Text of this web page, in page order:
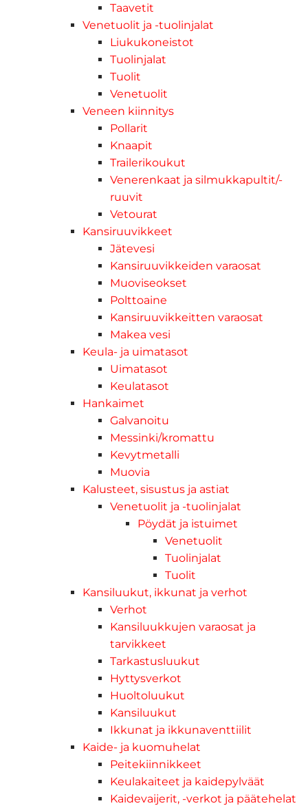
Taavetit
Venetuolit ja -tuolinjalat
Liukukoneistot
Tuolinjalat
Tuolit
Venetuolit
Veneen kiinnitys
Pollarit
Knaapit
Trailerikoukut
Venerenkaat ja silmukkapultit/-
ruuvit
Vetourat
Kansiruuvikkeet
Jätevesi
Kansiruuvikkeiden varaosat
Muoviseokset
Polttoaine
Kansiruuvikkeitten varaosat
Makea vesi
Keula- ja uimatasot
Uimatasot
Keulatasot
Hankaimet
Galvanoitu
Messinki/kromattu
Kevytmetalli
Muovia
Kalusteet, sisustus ja astiat
Venetuolit ja -tuolinjalat
Pöydät ja istuimet
Venetuolit
Tuolinjalat
Tuolit
Kansiluukut, ikkunat ja verhot
Verhot
Kansiluukkujen varaosat ja
tarvikkeet
Tarkastusluukut
Hyttysverkot
Huoltoluukut
Kansiluukut
Ikkunat ja ikkunaventtiilit
Kaide- ja kuomuhelat
Peitekiinnikkeet
Keulakaiteet ja kaidepylväät
Kaidevaijerit, -verkot ja päätehelat